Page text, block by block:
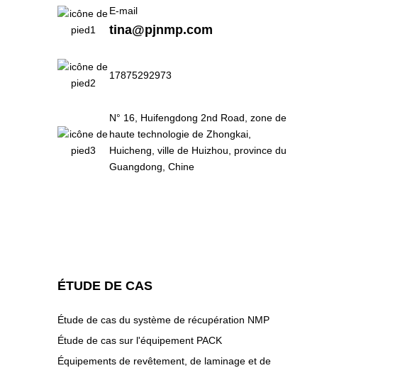
E-mail
tina@pjnmp.com
17875292973
N° 16, Huifengdong 2nd Road, zone de
haute technologie de Zhongkai,
Huicheng, ville de Huizhou, province du
Guangdong, Chine
ÉTUDE DE CAS
Étude de cas du système de récupération NMP
Étude de cas sur l'équipement PACK
Équipements de revêtement, de laminage et de